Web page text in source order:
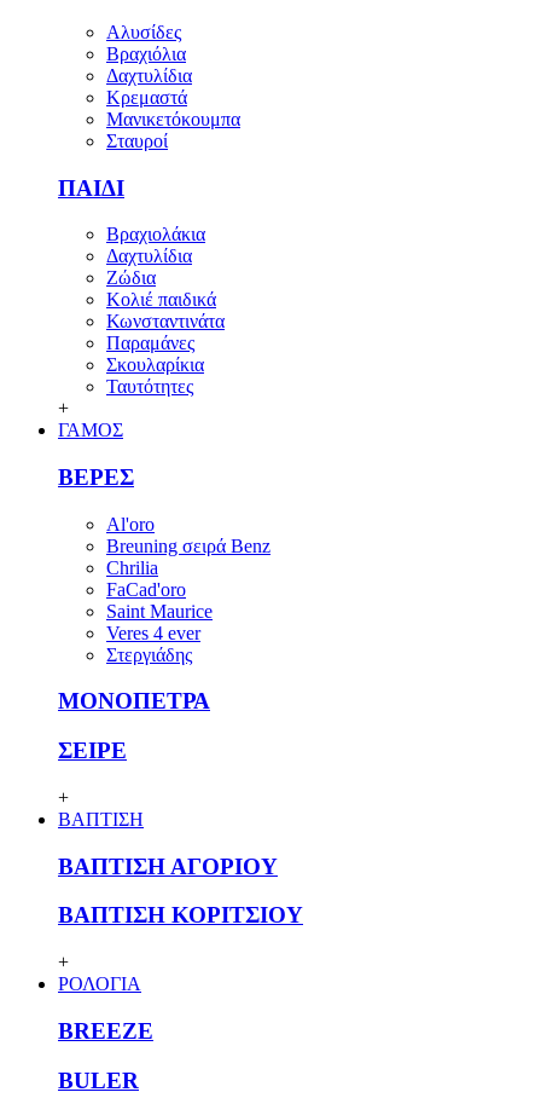
Αλυσίδες
Βραχιόλια
Δαχτυλίδια
Κρεμαστά
Μανικετόκουμπα
Σταυροί
ΠΑΙΔΙ
Βραχιολάκια
Δαχτυλίδια
Ζώδια
Κολιέ παιδικά
Κωνσταντινάτα
Παραμάνες
Σκουλαρίκια
Ταυτότητες
+
ΓΑΜΟΣ
ΒΕΡΕΣ
Al'oro
Breuning σειρά Benz
Chrilia
FaCad'oro
Saint Maurice
Veres 4 ever
Στεργιάδης
ΜΟΝΟΠΕΤΡΑ
ΣΕΙΡΕ
+
ΒΑΠΤΙΣΗ
ΒΑΠΤΙΣΗ ΑΓΟΡΙΟΥ
ΒΑΠΤΙΣΗ ΚΟΡΙΤΣΙΟΥ
+
ΡΟΛΟΓΙΑ
BREEZE
BULER